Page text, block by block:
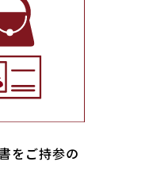
をご持参の